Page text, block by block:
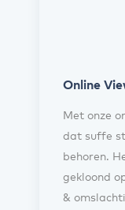
Online
Met onze
dat suffe
behoren.
gekloond
&